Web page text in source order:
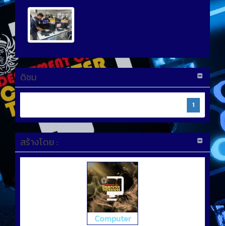
ติชม
1
สร้างโดย :
Computer